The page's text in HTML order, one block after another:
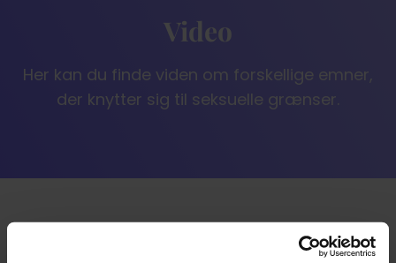
Video
Her kan du finde viden om forskellige emner,
der knytter sig til seksuelle grænser.
It seems we can't find what you're looking for.